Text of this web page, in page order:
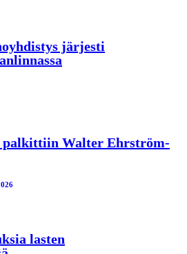
järjesti
palkittiin Walter Ehrström-
lasten